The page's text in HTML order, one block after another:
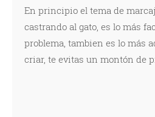
En principio el tema de
castrando al gato, es lo más
problema, tambien es lo más
criar, te evitas un montón de